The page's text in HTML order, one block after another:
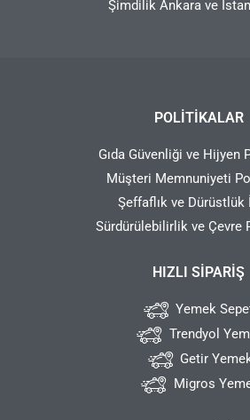
Şimdilik Ankara ve
POLITIKALAR
Gıda Güvenliği ve Hijyen
Müşteri Memnuniyeti
Şeffaflık ve Dürüstlük
Sürdürülebilirlik ve Çevre
HIZLI SIPARIŞ
Yemek
Trendyol
Getir
Migros